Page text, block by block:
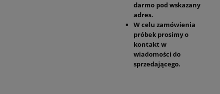
darmo pod wskazany
adres.
W celu zamówienia
próbek prosimy o
kontakt w
wiadomości do
sprzedającego.